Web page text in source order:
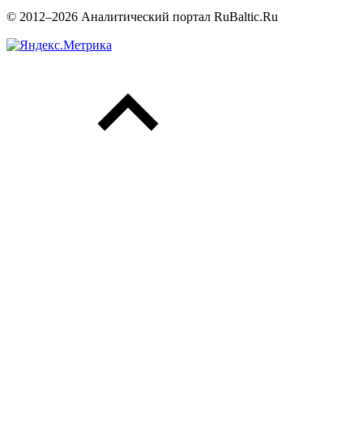
© 2012–2026 Аналитический портал RuBaltic.Ru